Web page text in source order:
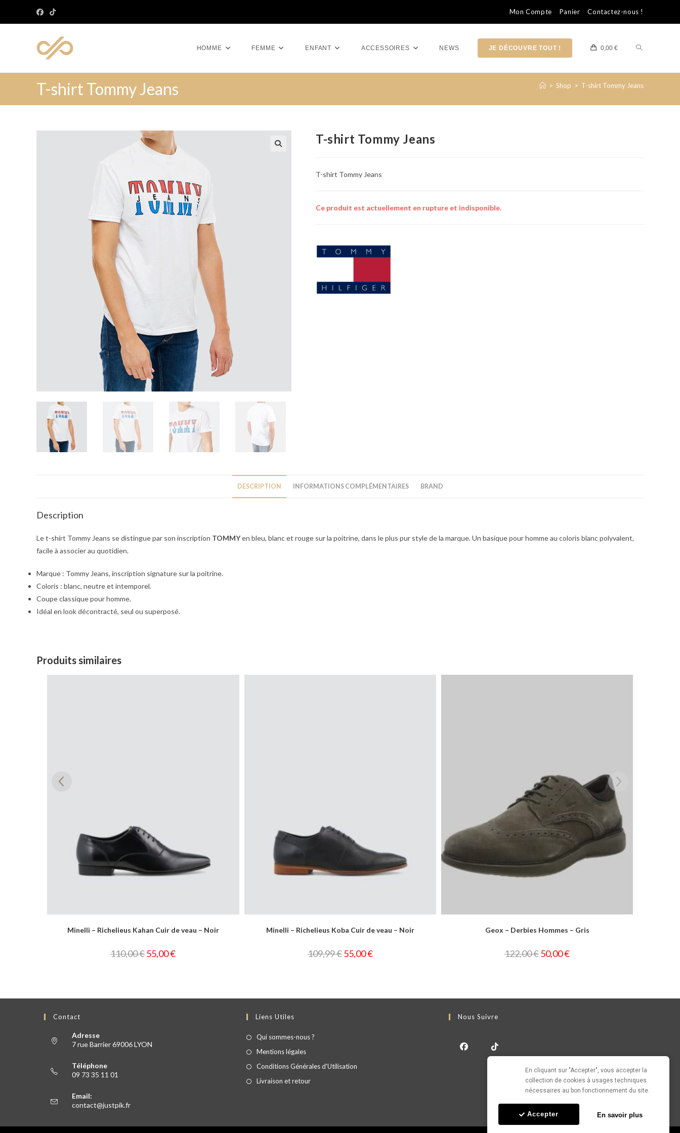
Mon Compte Panier Contactez-nous !
HOMME FEMME ENFANT ACCESSOIRES NEWS JE DÉCOUVRE TOUT ! 0,00 €
T-shirt Tommy Jeans > Shop > T-shirt Tommy Jeans
T-shirt Tommy Jeans
T-shirt Tommy Jeans
Ce produit est actuellement en rupture et indisponible.
DESCRIPTION INFORMATIONS COMPLÉMENTAIRES BRAND
Description
Le t-shirt Tommy Jeans se distingue par son inscription TOMMYen bleu, blanc et rouge sur la poitrine, dans le plus pur style de la marque. Un basique pour homme au coloris blanc polyvalent,
facile à associer au quotidien.
Marque : Tommy Jeans, inscription signature sur la poitrine.
Coloris : blanc, neutre et intemporel.
Coupe classique pour homme.
Idéal en look décontracté, seul ou superposé.
Produits similaires
Minelli – Richelieus Kahan Cuir de veau – Noir
110,00€55,00€
Minelli – Richelieus Koba Cuir de veau – Noir
109,99€55,00€
Geox – Derbies Hommes – Gris
122,00€50,00€
Contact
Adresse
7 rue Barrier 69006 LYON
Téléphone
09 73 35 11 01
Email:
contact@justpik.fr
Liens Utiles
Qui sommes-nous ?
Mentions légales
Conditions Générales d'Utilisation
Livraison et retour
Nous Suivre
Accepter
En cliquant sur "Accepter", vous accepter la
collection de cookies à usages techniques
nécessaires au bon fonctionnement du site.
En savoir plus